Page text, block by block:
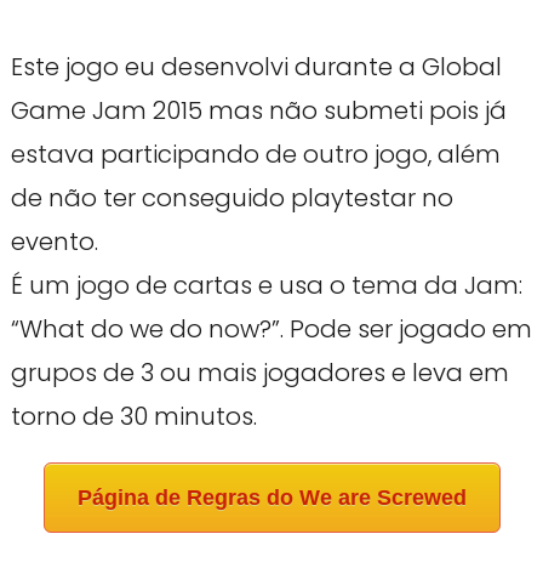
Este jogo eu desenvolvi durante a Global
Game Jam 2015 mas não submeti pois já
estava participando de outro jogo, além
de não ter conseguido playtestar no
evento.
É um jogo de cartas e usa o tema da Jam:
“What do we do now?”. Pode ser jogado em
grupos de 3 ou mais jogadores e leva em
torno de 30 minutos.
Página de Regras do We are Screwed